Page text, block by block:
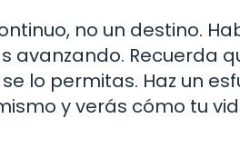
no un destino.
avanzando. Recuerda
lo permitas. Haz un
y verás cómo tu